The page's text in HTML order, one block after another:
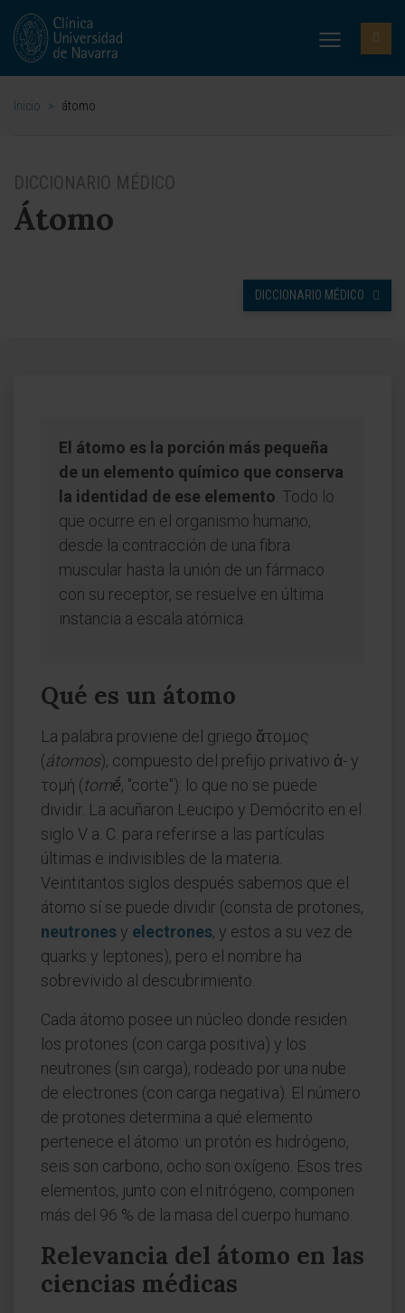
Inicio > átomo
DICCIONARIO MÉDICO
Átomo
DICCIONARIO MÉDICO
El átomo es la porción más pequeña
de un elemento químico que conserva
la identidad de ese elemento . Todo lo
que ocurre en el organismo humano,
desde la contracción de una fibra
muscular hasta la unión de un fármaco
con su receptor, se resuelve en última
instancia a escala atómica.
Qué es un átomo
La palabra proviene del griego ἄτομος
(átomos), compuesto del prefijo privativo ἀ- y
τομή (tomḗ, "corte"): lo que no se puede
dividir. La acuñaron Leucipo y Demócrito en el
siglo V a. C. para referirse a las partículas
últimas e indivisibles de la materia.
Veintitantos siglos después sabemos que el
átomo sí se puede dividir (consta de protones,
neutronesy electrones, y estos a su vez de
quarks y leptones), pero el nombre ha
sobrevivido al descubrimiento.
Cada átomo posee un núcleo donde residen
los protones (con carga positiva) y los
neutrones (sin carga), rodeado por una nube
de electrones (con carga negativa). El número
de protones determina a qué elemento
pertenece el átomo: un protón es hidrógeno,
seis son carbono, ocho son oxígeno. Esos tres
elementos, junto con el nitrógeno, componen
más del 96 % de la masa del cuerpo humano.
Relevancia del átomo en las
ciencias médicas